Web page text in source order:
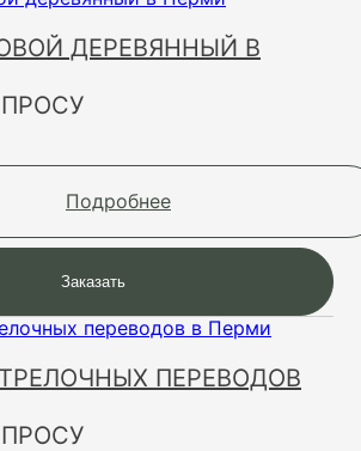
ДЕРЕВЯННЫЙ В
Подробнее
Заказать
ПЕРЕВОДОВ